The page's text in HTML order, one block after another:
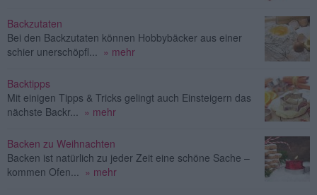
Backzutaten
Bei den Backzutaten können Hobbybäcker aus einer
schier unerschöpfl... » mehr
Backtipps
Mit einigen Tipps & Tricks gelingt auch Einsteigern das
nächste Backr... » mehr
Backen zu Weihnachten
Backen ist natürlich zu jeder Zeit eine schöne Sache –
kommen Ofen... » mehr